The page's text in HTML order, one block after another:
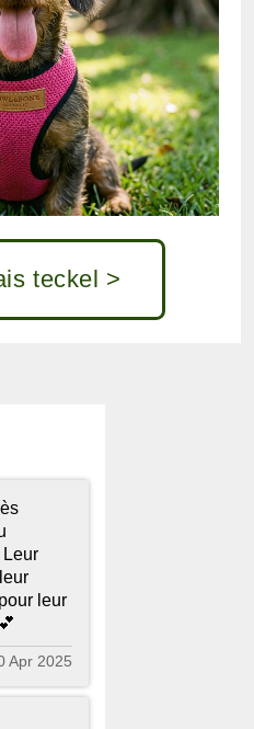
teckel >
Leur
leur
Apr 2025